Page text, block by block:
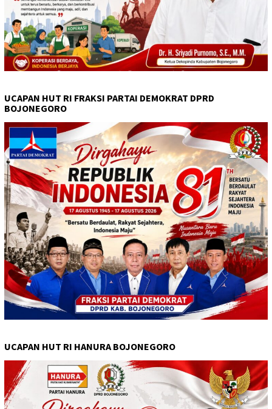
UCAPAN HUT RI FRAKSI PARTAI DEMOKRAT DPRD
BOJONEGORO
UCAPAN HUT RI HANURA BOJONEGORO